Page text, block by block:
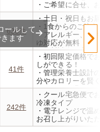
・ご希望に合せ、
食、アレルギーに無
・1回だけ、1食だ
もOK
636件
・土日・祝日もお届
・1食からのご注文
・アレルギー、き
ゆ対応が無料
・無料試食・安否
対応あり
41件
・初回限定価格で
しができる！
・管理栄養士設計
分やカロリーを賢く
・レンジで温めるだ
使わず安全で片付
・豊富な献立で毎
飽きることなく楽
242件
・クール宅急便で
冷凍タイプ
・電子レンジで温
お召し上がりいただ
・メニューの組み
ールして
ます